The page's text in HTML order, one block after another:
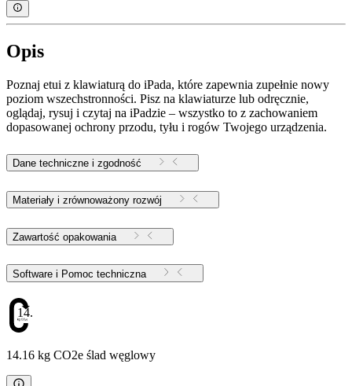
Opis
Poznaj etui z klawiaturą do iPada, które zapewnia zupełnie nowy
poziom wszechstronności. Pisz na klawiaturze lub odręcznie,
oglądaj, rysuj i czytaj na iPadzie – wszystko to z zachowaniem
dopasowanej ochrony przodu, tyłu i rogów Twojego urządzenia.
Dane techniczne i zgodność
Materiały i zrównoważony rozwój
Zawartość opakowania
Software i Pomoc techniczna
14.16
14.16 kg CO2e ślad węglowy